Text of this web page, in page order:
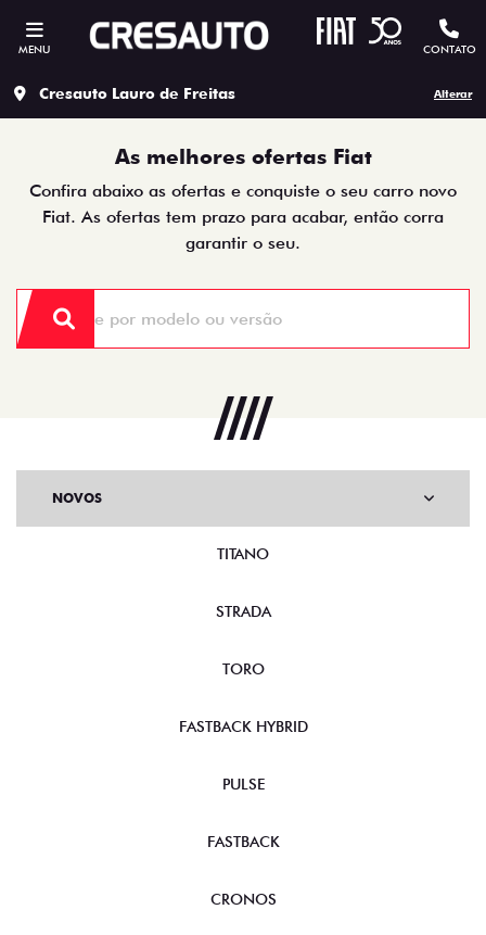
MENU CONTATO
Cresauto Lauro de Freitas Alterar
As melhores ofertas Fiat
Confira abaixo as ofertas e conquiste o seu carro novo
Fiat. As ofertas tem prazo para acabar, então corra
garantir o seu.
NOVOS
TITANO
STRADA
TORO
FASTBACK HYBRID
PULSE
FASTBACK
CRONOS